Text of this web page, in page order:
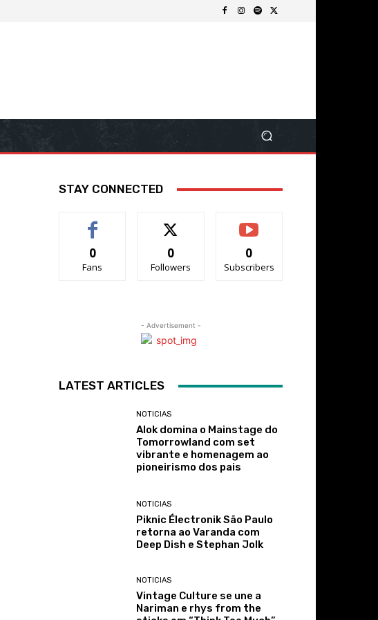
STAY CONNECTED
0
Fans
0
Followers
0
Subscribers
- Advertisement -
LATEST ARTICLES
NOTICIAS
Alok domina o Mainstage do
Tomorrowland com set
vibrante e homenagem ao
pioneirismo dos pais
NOTICIAS
Piknic Électronik São Paulo
retorna ao Varanda com
Deep Dish e Stephan Jolk
NOTICIAS
Vintage Culture se une a
Nariman e rhys from the